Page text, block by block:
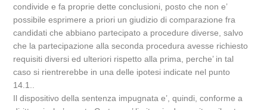
condivide e fa proprie dette conclusioni, posto che non e’
possibile esprimere a priori un giudizio di comparazione fra
candidati che abbiano partecipato a procedure diverse, salvo
che la partecipazione alla seconda procedura avesse richiesto
requisiti diversi ed ulteriori rispetto alla prima, perche’ in tal
caso si rientrerebbe in una delle ipotesi indicate nel punto
14.1..
Il dispositivo della sentenza impugnata e’, quindi, conforme a